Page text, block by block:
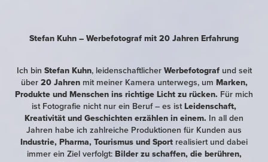
Stefan Kuhn – Werbefotograf mit 20 Jahren Erfahrung
Ich bin Stefan Kuhn, leidenschaftlicher Werbefotograf und seit
über 20 Jahrenmit meiner Kamera unterwegs, um Marken,
Produkte und Menschen ins richtige Licht zu rücken. Für mich
ist Fotografie nicht nur ein Beruf – es istLeidenschaft,
Kreativität und Geschichten erzählen in einem. In all den
Jahren habe ich zahlreiche Produktionen für Kunden aus
Industrie, Pharma, Tourismus und Sport realisiert und dabei
immer ein Ziel verfolgt: Bilder zu schaffen, die berühren,